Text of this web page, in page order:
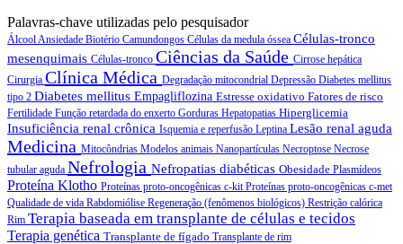
Palavras-chave utilizadas pelo pesquisador
Álcool Ansiedade Biotério Camundongos Células da medula óssea Células-tronco
mesenquimais Células-tronco Ciências da Saúde Cirrose hepática
Cirurgia Clínica Médica Degradação mitocondrial Depressão Diabetes mellitus
tipo 2 Diabetes mellitus Empagliflozina Estresse oxidativo Fatores de risco
Fertilidade Função retardada do enxerto Gorduras Hepatopatias Hiperglicemia
Insuficiência renal crônica Isquemia e reperfusão Leptina Lesão renal aguda
Medicina Mitocôndrias Modelos animais Nanopartículas Necroptose Necrose
tubular aguda Nefrologia Nefropatias diabéticas Obesidade Plasmídeos
Proteína Klotho Proteínas proto-oncogênicas c-kit Proteínas proto-oncogênicas c-met
Qualidade de vida Rabdomiólise Regeneração (fenômenos biológicos) Restrição calórica
Rim Terapia baseada em transplante de células e tecidos
Terapia genética Transplante de fígado Transplante de rim